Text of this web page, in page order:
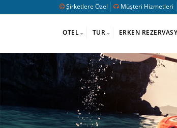
Şirketlere Özel Müşteri Hizmetleri
OTEL TUR ERKEN